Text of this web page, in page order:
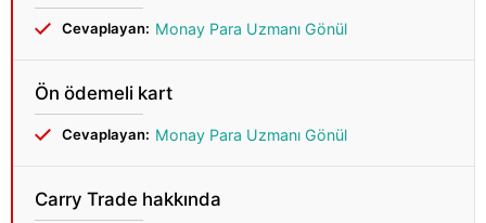
Cevaplayan: Monay Para Uzmanı Gönül
Ön ödemeli kart
Cevaplayan: Monay Para Uzmanı Gönül
Carry Trade hakkında